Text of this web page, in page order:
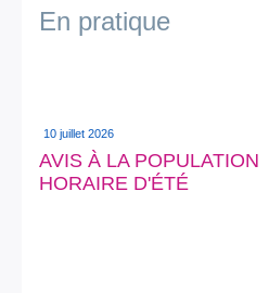
En pratique
10 juillet 2026
AVIS À LA POPULATION
HORAIRE D'ÉTÉ